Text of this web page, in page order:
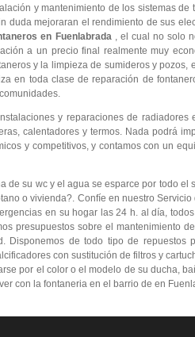
y mantenimiento de los sistemas
duda mejoraran el rendimiento de sus
en Fuenlabrada , el cual no solo
a un precio final realmente muy
y la limpieza de sumideros y pozos,
en toda clase de reparación de
y reparaciones de
calentadores y termos. Nada podrá
y competitivos, y contamos con un
su wc y el agua se esparce por todo el
o vivienda?. Confíe en nuestro
en su hogar las 24 h. al día,
presupuestos sobre el mantenimiento
Disponemos de todo tipo de
con sustitución de filtros y
por el color o el modelo de su ducha,
con la fontaneria en el barrio de en